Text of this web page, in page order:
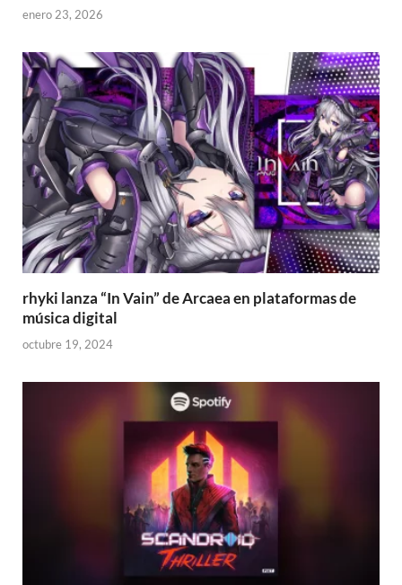
enero 23, 2026
rhyki lanza “In Vain” de Arcaea en plataformas de
música digital
octubre 19, 2024